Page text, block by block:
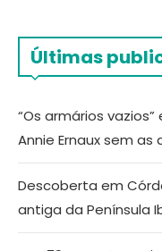
Últimas
“Os armários
Annie Ernaux sem
Descoberta em
antiga da Península